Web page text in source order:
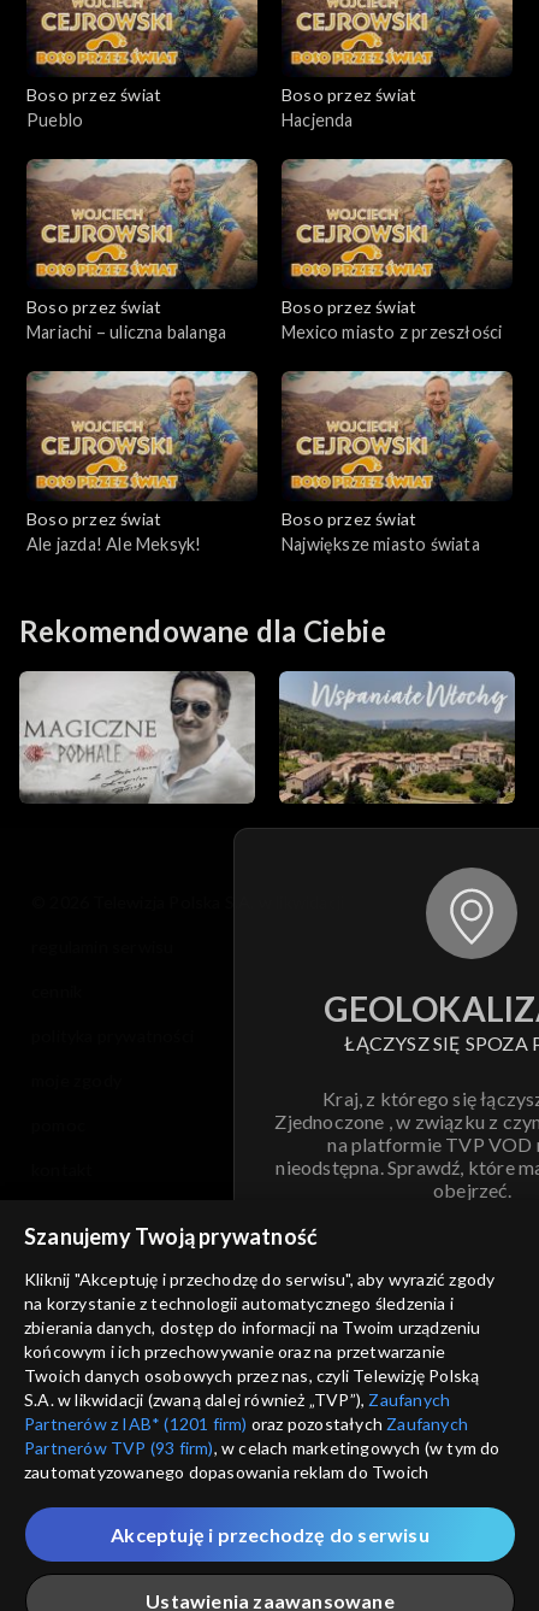
Boso przez świat
Pueblo
Boso przez świat
Hacjenda
Boso przez świat
Mariachi – uliczna balanga
Boso przez świat
Mexico miasto z przeszłości
Boso przez świat
Ale jazda! Ale Meksyk!
Boso przez świat
Największe miasto świata
Rekomendowane dla Ciebie
ŁĄCZYSZ SIĘ SPOZA
Kraj, z którego się
Zjednoczone , w związku z
na platformie TVP VOD
nieodstępna. Sprawdź, które
obejrzeć.
ANULUJ
informacje o dostawcy usług
Szanujemy Twoją prywatność
Kliknij "Akceptuję i przechodzę do serwisu", aby wyrazić zgody
na korzystanie z technologii automatycznego śledzenia i
zbierania danych, dostęp do informacji na Twoim urządzeniu
końcowym i ich przechowywanie oraz na przetwarzanie
Twoich danych osobowych przez nas, czyli Telewizję Polską
S.A. w likwidacji (zwaną dalej również „TVP”), Zaufanych
Partnerów z IAB* (1201 firm) oraz pozostałych Zaufanych
Partnerów TVP (93 firm), w celach marketingowych (w tym do
zautomatyzowanego dopasowania reklam do Twoich
które wskazujemy poniżej, a także zgody na udostępnianie
przez nas identyfikatora PPID do Google.
Twoje dane osobowe zbierane podczas odwiedzania przez
Ciebie naszych
poszczególnych serwisówzwanych dalej
Ustawienia zaawansowane
Akceptuję i przechodzę do serwisu